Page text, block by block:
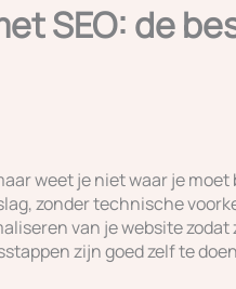
SEO: de
weet je niet waar je
zonder technische
van je website
zijn goed zelf te